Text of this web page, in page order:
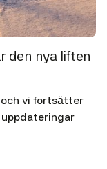
den nya liften
vi fortsätter